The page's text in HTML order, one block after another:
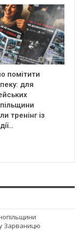
помітити
для
тренінг із
Зарваницю